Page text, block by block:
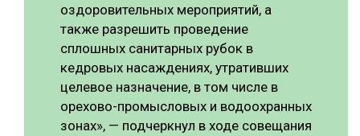
оздоровительных мероприятий, а
также разрешить проведение
сплошных санитарных рубок в
кедровых насаждениях, утративших
целевое назначение, в том числе в
орехово-промысловых и водоохранных
зонах», — подчеркнул в ходе совещания